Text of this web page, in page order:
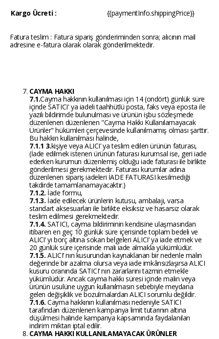
Kargo Ücreti : {{paymentInfo.shippingPrice}}
Fatura teslim : Fatura sipariş gönderiminden sonra; alıcının mail
adresine e-fatura olarak olarak gönderilmektedir.
CAYMA HAKKI
7.1.Cayma hakkının kullanılması için 14 (ondört) günlük süre
içinde SATICI' ya iadeli taahhütlü posta, faks veya eposta ile
yazılı bildirimde bulunulması ve ürünün işbu sözleşmede
düzenlenen düzenlenen "Cayma Hakkı Kullanılamayacak
Ürünler" hükümleri çerçevesinde kullanılmamış olması şarttır.
Bu hakkın kullanılması halinde,
7.1.1 3.kişiye veya ALICI’ ya teslim edilen ürünün faturası,
(İade edilmek istenen ürünün faturası kurumsal ise, geri iade
ederken kurumun düzenlemiş olduğu iade faturası ile birlikte
gönderilmesi gerekmektedir. Faturası kurumlar adına
düzenlenen sipariş iadeleri İADE FATURASI kesilmediği
takdirde tamamlanamayacaktır.)
7.1.2. İade formu,
7.1.3. İade edilecek ürünlerin kutusu, ambalajı, varsa
standart aksesuarları ile birlikte eksiksiz ve hasarsız olarak
teslim edilmesi gerekmektedir.
7.1.4. SATICI, cayma bildiriminin kendisine ulaşmasından
itibaren en geç 10 günlük süre içerisinde toplam bedeli ve
ALICI’ yı borç altına sokan belgeleri ALICI’ ya iade etmek ve
20 günlük süre içerisinde malı iade almakla yükümlüdür.
7.1.5. ALICI’ nın kusurundan kaynaklanan bir nedenle malın
değerinde bir azalma olursa veya iade imkânsızlaşırsa ALICI
kusuru oranında SATICI’ nın zararlarını tazmin etmekle
yükümlüdür. Ancak cayma hakkı süresi içinde malın veya
ürünün usulüne uygun kullanılmasın sebebiyle meydana
gelen değişiklik ve bozulmalardan ALICI sorumlu değildir.
7.1.6. Cayma hakkının kullanılması nedeniyle SATICI
tarafından düzenlenen kampanya limit tutarının altına
düşülmesi halinde kampanya kapsamında faydalanılan
indirim miktarı iptal edilir.
CAYMA HAKKI KULLANILAMAYACAK ÜRÜNLER